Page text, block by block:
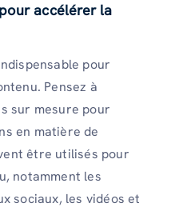
accélérer la
pour
Pensez à
sur mesure pour
en matière de
être utilisés pour
notamment les
sociaux, les vidéos et